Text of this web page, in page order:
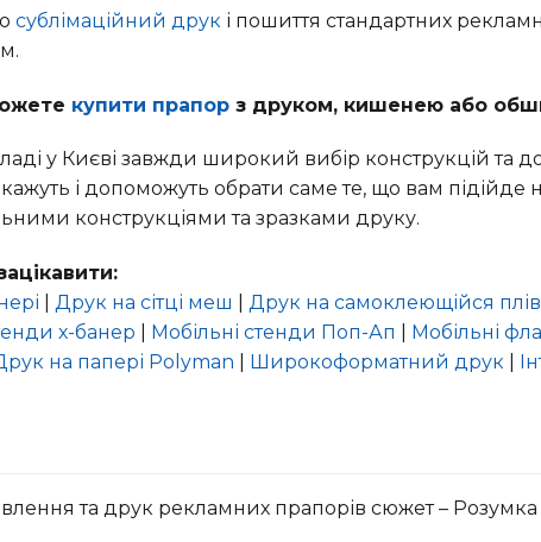
сублімаційний друк і пошиття стандартних
купити прапор з друком, кишенею або
у Києві завжди широкий вибір конструкцій
і допоможуть обрати саме те, що вам
конструкціями та зразками друку.
Друк на сітці меш Друк на самоклеющійся
х-банер
Мобільні стенди Поп-Ап Мобільні
на папері Polyman Широкоформатний друк
та друк рекламних прапорів сюжет – Розумка